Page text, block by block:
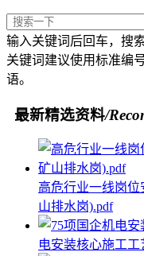
输入关键词后回车，搜
关键词建议使用标准编
语。
最新精选资料/
高危行业一线岗
山排水岗).pdf
电安装核心施工工